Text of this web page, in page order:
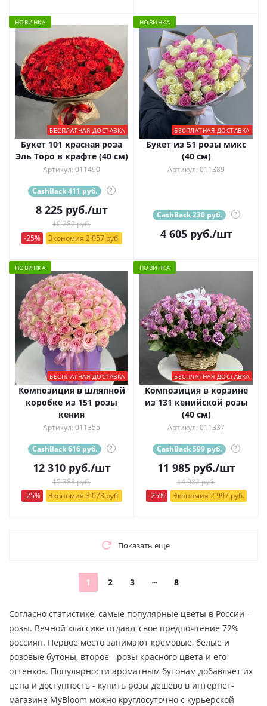
НОВИНКА
БЕСПЛАТНАЯ ДОСТАВКА
Букет 101 красная роза
Эль Торо в крафте (40 см)
Артикул: 011490
CashBack 411 руб. ?
8 225руб./шт
10 282 руб.
-25%
Экономия 2 057 руб.
НОВИНКА
БЕСПЛАТНАЯ ДОСТАВКА
Букет из 51 розы микс
(40 см)
Артикул: 011389
CashBack 230 руб. ?
4 605руб./шт
НОВИНКА
БЕСПЛАТНАЯ ДОСТАВКА
Композиция в шляпной
коробке из 151 розы
кения
Артикул: 011355
CashBack 616 руб. ?
12 310руб./шт
15 388 руб.
-25%
Экономия 3 078 руб.
НОВИНКА
БЕСПЛАТНАЯ ДОСТАВКА
Композиция в корзине
из 131 кенийской розы
(40 см)
Артикул: 011337
CashBack 599 руб. ?
11 985руб./шт
14 982 руб.
-25%
Экономия 2 997 руб.
Показать еще
1 2 3 8
Согласно статистике, самые популярные цветы в России -
розы. Вечной классике отдают свое предпочтение 72%
россиян. Первое место занимают кремовые, белые и
розовые бутоны, второе - розы красного цвета и его
оттенков. Популярности ароматным бутонам добавляет их
цена и доступность - купить розы дешево в интернет-
магазине MyBloom можно круглосуточно с курьерской